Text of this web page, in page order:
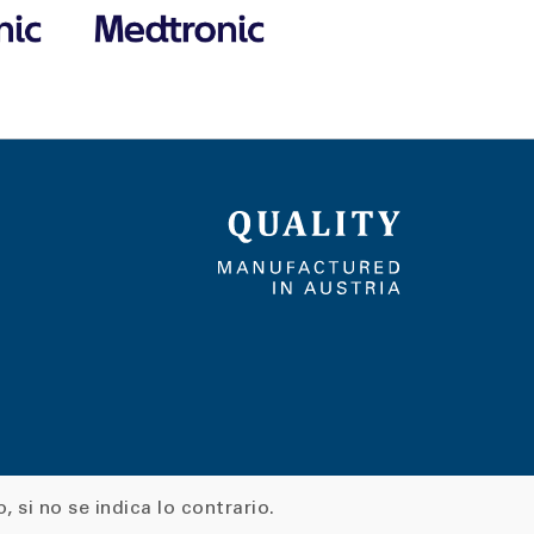
si no se indica lo contrario.